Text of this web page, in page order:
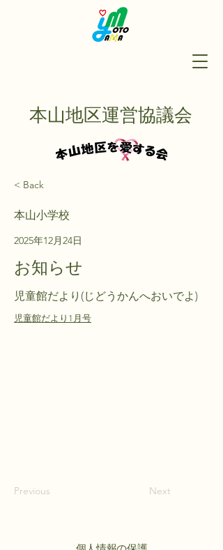
本山地区運営協議会
< Back
本山小学校
2025年12月24日
お知らせ
児童館だより(じどうかんへおいでよ)
児童館だより1月号
Previous Next